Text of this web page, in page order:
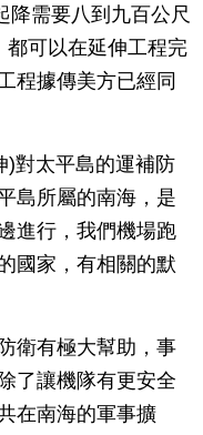
降需要八到九百公尺
都可以在延伸工程完
程據傳美方已經同
)對太平島的運補防
島所屬的南海，是
進行，我們機場跑
國家，有相關的默
衛有極大幫助，事
了讓機隊有更安全
在南海的軍事擴